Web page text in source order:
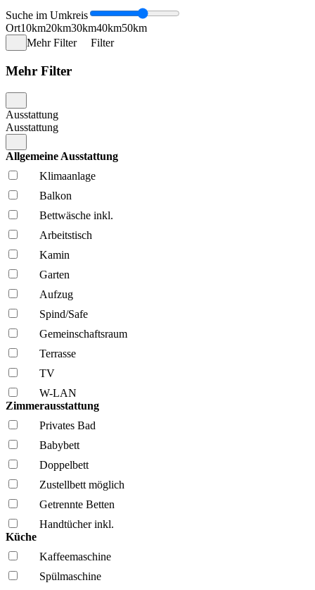
Suche im Umkreis
Ort10km20km30km40km50km
Mehr Filter
Filter
Mehr Filter
Ausstattung
Ausstattung
Allgemeine Ausstattung
Klima­anlage
Balkon
Bettwäsche inkl.
Arbeitstisch
Kamin
Garten
Aufzug
Spind/Safe
Gemeinschafts­raum
Terrasse
TV
W-LAN
Zimmerausstattung
Privates Bad
Babybett
Doppelbett
Zustellbett möglich
Getrennte Betten
Handtücher inkl.
Küche
Kaffee­maschine
Spül­maschine